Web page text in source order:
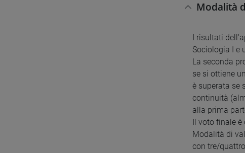
Modalità
I risultati
Sociologia I e
La seconda
se si ottiene
è superata se
continuità
alla prima
Il voto finale
Modalità di
con tre/